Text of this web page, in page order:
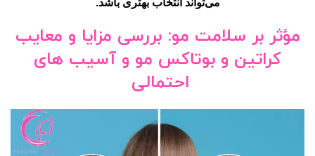
مؤثر بر سلامت مو: بررسی مزایا و معایب
کراتین و بوتاکس مو و آسیب های
احتمالی